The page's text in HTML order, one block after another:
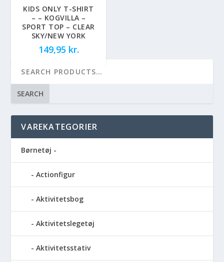
KIDS ONLY T-SHIRT
– – KOGVILLA –
SPORT TOP – CLEAR
SKY/NEW YORK
149,95 kr.
SEARCH
VAREKATEGORIER
Børnetøj -
Actionfigur
Aktivitetsbog
Aktivitetslegetøj
Aktivitetsstativ